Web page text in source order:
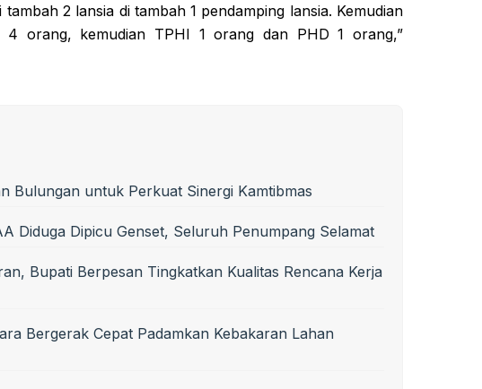
2 lansia di tambah 1 pendamping lansia. Kemudian
4 orang, kemudian TPHI 1 orang dan PHD 1 orang,”
Bulungan untuk Perkuat Sinergi Kamtibmas
Diduga Dipicu Genset, Seluruh Penumpang Selamat
Bupati Berpesan Tingkatkan Kualitas Rencana Kerja
Bergerak Cepat Padamkan Kebakaran Lahan